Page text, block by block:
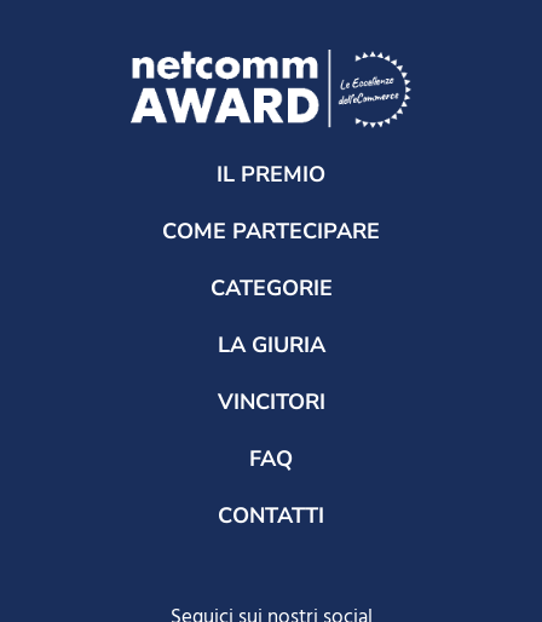
IL PREMIO
COME PARTECIPARE
CATEGORIE
LA GIURIA
VINCITORI
FAQ
CONTATTI